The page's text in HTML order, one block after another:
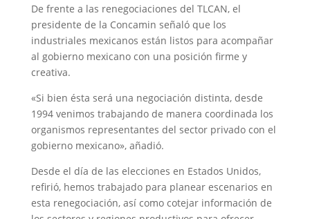
De frente a las renegociaciones del TLCAN, el
presidente de la Concamin señaló que los
industriales mexicanos están listos para acompañar
al gobierno mexicano con una posición firme y
creativa.
«Si bien ésta será una negociación distinta, desde
1994 venimos trabajando de manera coordinada los
organismos representantes del sector privado con el
gobierno mexicano», añadió.
Desde el día de las elecciones en Estados Unidos,
refirió, hemos trabajado para planear escenarios en
esta renegociación, así como cotejar información de